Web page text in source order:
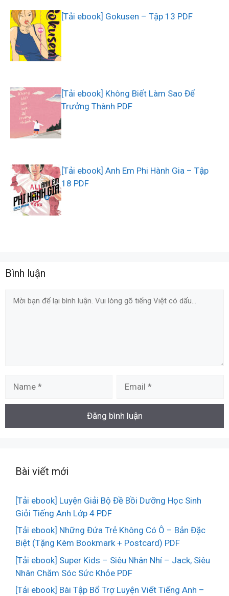
[Tải ebook] Gokusen – Tập 13 PDF
[Tải ebook] Không Biết Làm Sao Để
Trưởng Thành PDF
[Tải ebook] Anh Em Phi Hành Gia – Tập
18 PDF
Bình luận
Comment
Bài viết mới
[Tải ebook] Luyện Giải Bộ Đề Bồi Dưỡng Học Sinh
Giỏi Tiếng Anh Lớp 4 PDF
[Tải ebook] Những Đứa Trẻ Không Có Ô – Bản Đặc
Biệt (Tặng Kèm Bookmark + Postcard) PDF
[Tải ebook] Super Kids – Siêu Nhân Nhí – Jack, Siêu
Nhân Chăm Sóc Sức Khỏe PDF
[Tải ebook] Bài Tập Bổ Trợ Luyện Viết Tiếng Anh –